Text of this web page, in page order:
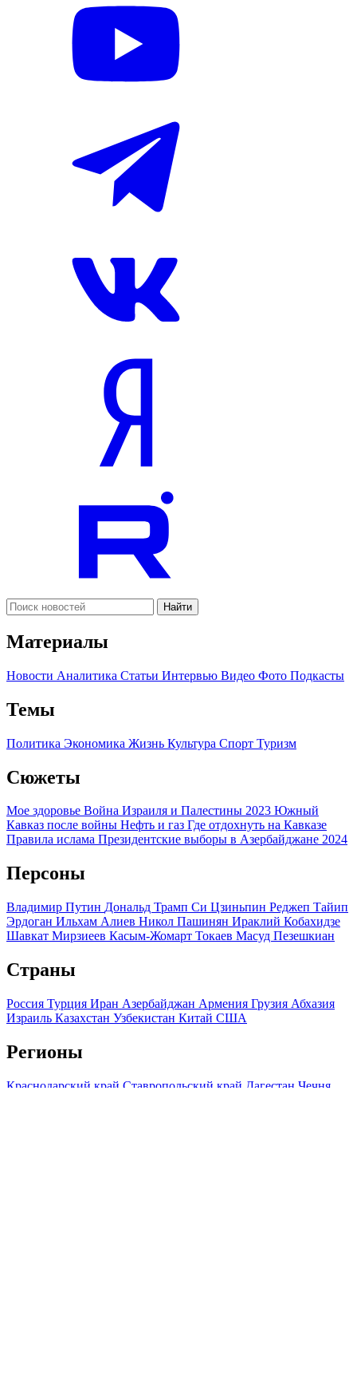
Найти
Материалы
Новости Аналитика Статьи Интервью Видео Фото Подкасты
Темы
Политика Экономика Жизнь Культура Спорт Туризм
Сюжеты
Мое здоровье Война Израиля и Палестины 2023 Южный
Кавказ после войны Нефть и газ Где отдохнуть на Кавказе
Правила ислама Президентские выборы в Азербайджане 2024
Персоны
Владимир Путин Дональд Трамп Си Цзиньпин Реджеп Тайип
Эрдоган Ильхам Алиев Никол Пашинян Ираклий Кобахидзе
Шавкат Мирзиеев Касым-Жомарт Токаев Масуд Пезешкиан
Страны
Россия Турция Иран Азербайджан Армения Грузия Абхазия
Израиль Казахстан Узбекистан Китай США
Регионы
Краснодарский край Ставропольский край Дагестан Чечня